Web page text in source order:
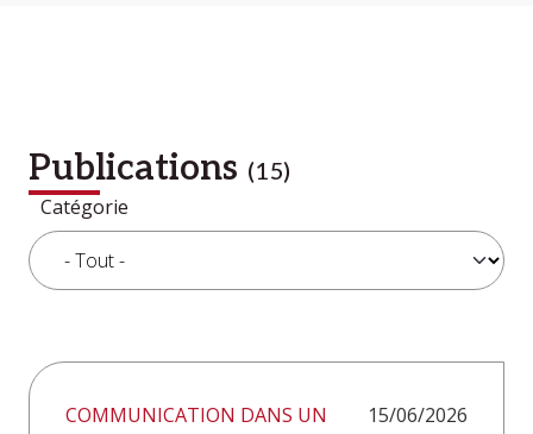
Publications (15)
Catégorie
COMMUNICATION DANS UN
15/06/2026